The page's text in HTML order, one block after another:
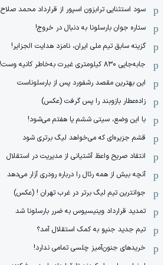
سود استثنایی ترابزون اسپور از قرارداد محمد صلاح
ستاره جوان بارسلونا به دنبال در خروج!
گزینه سابق تیم ملی ایران، نامزد هدایت الجزایر!
جابه‌جایی ۸۳۰ کیلومتری غیرت به‌خاطر کانیه وست!
این بهترین مقصد رشفورد پس از بارسلوناست
زاده‌عطار بازوبند را پس گرفت (عکس)
با این وضع، سیتی ششم یا هفتم می‌شود!
قشم جزیره‌ای که می‌خواهد لیگ برتری شود
انتقاد صریح واعظ آشتیانی از مدیریت در استقلال
آنچه بیش از همه رئال را درباره رودری آزار می‌دهد
جوانترین تیم لیگ برتر در غرب تهران ! (عکس)
تمدید قرارداد وینیسیوس به ضرر بارسلونا شد
تیم جدید جنپو به کمک استقلال آمد؟
خریدهای جنون‌آمیز چلسی تمامی ندارد!